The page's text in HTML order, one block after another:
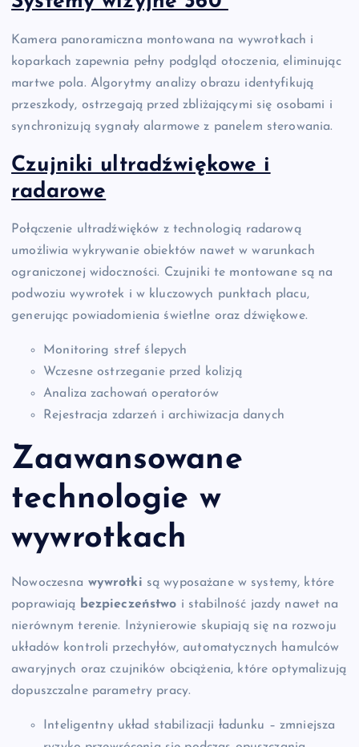
Kamera panoramiczna montowana na wywrotkach i
koparkach zapewnia pełny podgląd otoczenia, eliminując
martwe pola. Algorytmy analizy obrazu identyfikują
przeszkody, ostrzegają przed zbliżającymi się osobami i
synchronizują sygnały alarmowe z panelem sterowania.
Czujniki ultradźwiękowe i
radarowe
Połączenie ultradźwięków z technologią radarową
umożliwia wykrywanie obiektów nawet w warunkach
ograniczonej widoczności. Czujniki te montowane są na
podwoziu wywrotek i w kluczowych punktach placu,
generując powiadomienia świetlne oraz dźwiękowe.
Monitoring stref ślepych
Wczesne ostrzeganie przed kolizją
Analiza zachowań operatorów
Rejestracja zdarzeń i archiwizacja danych
Zaawansowane
technologie w
wywrotkach
Nowoczesna wywrotki są wyposażane w systemy, które
poprawiają bezpieczeństwo i stabilność jazdy nawet na
nierównym terenie. Inżynierowie skupiają się na rozwoju
układów kontroli przechyłów, automatycznych hamulców
awaryjnych oraz czujników obciążenia, które optymalizują
dopuszczalne parametry pracy.
Inteligentny układ stabilizacji ładunku – zmniejsza